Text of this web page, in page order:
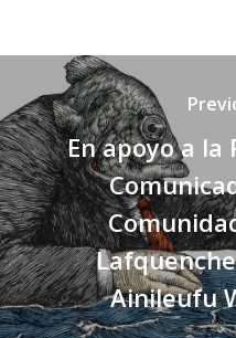
En apoyo a la
Ainileufu